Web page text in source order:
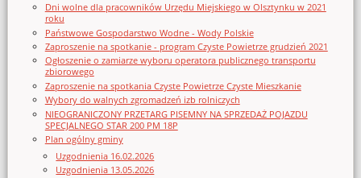
Dni wolne dla pracowników Urzędu Miejskiego w Olsztynku w 2021
roku
Państwowe Gospodarstwo Wodne - Wody Polskie
Zaproszenie na spotkanie - program Czyste Powietrze grudzień 2021
Ogłoszenie o zamiarze wyboru operatora publicznego transportu
zbiorowego
Zaproszenie na spotkania Czyste Powietrze Czyste Mieszkanie
Wybory do walnych zgromadzeń izb rolniczych
NIEOGRANICZONY PRZETARG PISEMNY NA SPRZEDAŻ POJAZDU
SPECJALNEGO STAR 200 PM 18P
Plan ogólny gminy
Uzgodnienia 16.02.2026
Uzgodnienia 13.05.2026